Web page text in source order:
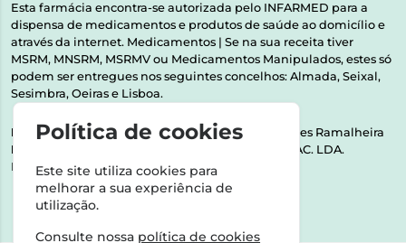
Esta farmácia encontra-se autorizada pelo INFARMED para a
dispensa de medicamentos e produtos de saúde ao domicílio e
através da internet. Medicamentos | Se na sua receita tiver
MSRM, MNSRM, MSRMV ou Medicamentos Manipulados, estes só
podem ser entregues nos seguintes concelhos: Almada, Seixal,
Sesimbra, Oeiras e Lisboa.
Direção Técnica:Dra. Raquel Alexandra Fernandes Ramalheira
NIPC:
513064133 | ASPAS E NÚMEROS SOC. FARMAC. LDA.
Rua dos Castanheiros 5 AB Feijó2810-036 Almada
Política de cookies
Este site utiliza cookies para
melhorar a sua experiência de
utilização.
Consulte nossa política de cookies